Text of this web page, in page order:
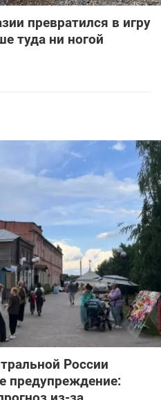
превратился в игру
туда ни ногой
России
предупреждение: